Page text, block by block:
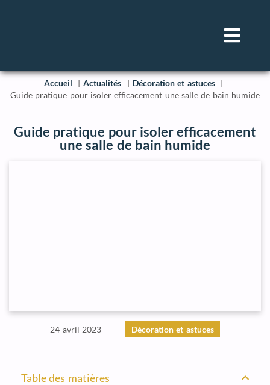
Accueil Actualités
Décoration et astuces
Guide pratique pour isoler efficacement une salle de bain humide
Guide pratique pour isoler efficacement
une salle de bain humide
24 avril 2023 Décoration et astuces
Table des matières